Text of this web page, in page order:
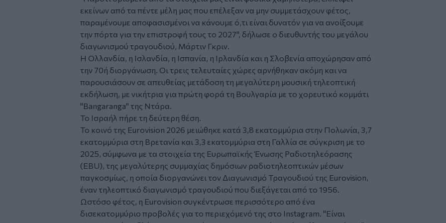
εκείνων από τα πέντε μέλη μας που επέλεξαν να μην συμμετάσχουν φέτος,
παραμένουμε αποφασισμένοι να κάνουμε ό,τι είναι δυνατόν για να ανοίξουμε
την πόρτα για την επιστροφή τους το 2027", δήλωσε ο διευθυντής του μεγάλου
διαγωνισμού τραγουδιού, Μάρτιν Γκριν.
Η Ολλανδία, η Ισλανδία, η Ισπανία, η Ιρλανδία και η Σλοβενία αποχώρησαν από
την 70ή διοργάνωση. Οι τρεις τελευταίες χώρες αρνήθηκαν ακόμη και να
παρουσιάσουν σε απευθείας μετάδοση τη μεγαλύτερη μουσική τηλεοπτική
εκδήλωση, με νικήτρια για πρώτη φορά τη Βουλγαρία με το χορευτικό κομμάτι
"Bangaranga" της Ντάρα.
Το Ισραήλ πήρε τη δεύτερη θέση.
Το κοινό της Eurovision 2026 μειώθηκε κατά 3,8 εκατομμύρια στην Πολωνία, 3,7
εκατομμύρια στη Βρετανία και 3,3 εκατομμύρια στη Γαλλία σε σύγκριση με το
2025, σύμφωνα με τα στοιχεία της Ευρωπαϊκής Ένωσης Ραδιοτηλεόρασης
(EBU), της μεγαλύτερης συμμαχίας δημόσιων ραδιοτηλεοπτικών μέσων
παγκοσμίως, η οποία διοργανώνει τον Διαγωνισμό Τραγουδιού της Eurovision,
έναν τηλεοπτικό διαγωνισμό τραγουδιού που διεξάγεται από το 1956.
Ωστόσο φέτος, η Eurovision συγκέντρωσε περισσότερο από ένα
δισεκατομμύριο προβολές για το περιεχόμενό της στο Instagram. "Είναι